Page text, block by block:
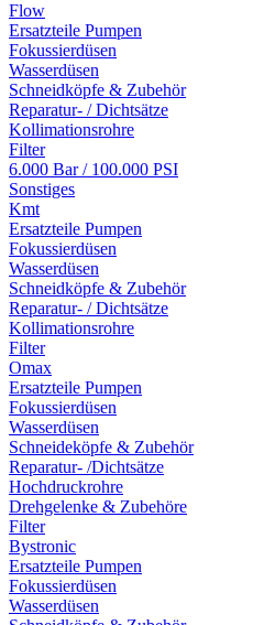
Flow
Ersatzteile Pumpen
Fokussierdüsen
Wasserdüsen
Schneidköpfe & Zubehör
Reparatur- / Dichtsätze
Kollimationsrohre
Filter
6.000 Bar / 100.000 PSI
Sonstiges
Kmt
Ersatzteile Pumpen
Fokussierdüsen
Wasserdüsen
Schneidköpfe & Zubehör
Reparatur- / Dichtsätze
Kollimationsrohre
Filter
Omax
Ersatzteile Pumpen
Fokussierdüsen
Wasserdüsen
Schneideköpfe & Zubehör
Reparatur- /Dichtsätze
Hochdruckrohre
Drehgelenke & Zubehöre
Filter
Bystronic
Ersatzteile Pumpen
Fokussierdüsen
Wasserdüsen